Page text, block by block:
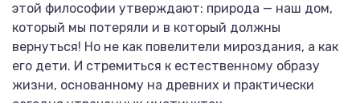
этой философии утверждают: природа — наш дом,
который мы потеряли и в который должны
вернуться! Но не как повелители мироздания, а как
его дети. И стремиться к естественному образу
жизни, основанному на древних и практически